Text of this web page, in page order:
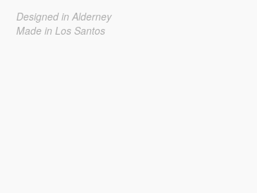
Designed in Alderney
Made in Los Santos